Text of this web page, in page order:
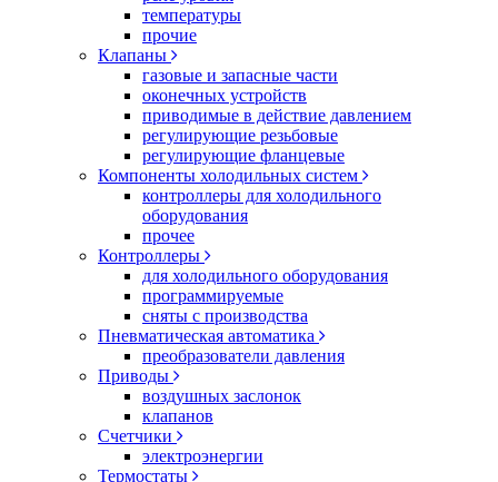
температуры
прочие
Клапаны
газовые и запасные части
оконечных устройств
приводимые в действие давлением
регулирующие резьбовые
регулирующие фланцевые
Компоненты холодильных систем
контроллеры для холодильного
оборудования
прочее
Контроллеры
для холодильного оборудования
программируемые
сняты с производства
Пневматическая автоматика
преобразователи давления
Приводы
воздушных заслонок
клапанов
Счетчики
электроэнергии
Термостаты